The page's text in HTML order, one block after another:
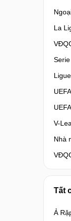
La
Serie
V-
Nhà
Tất
Ả